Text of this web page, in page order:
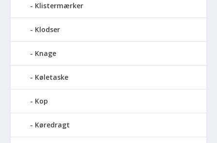
Klistermærker
Klodser
Knage
Køletaske
Kop
Køredragt